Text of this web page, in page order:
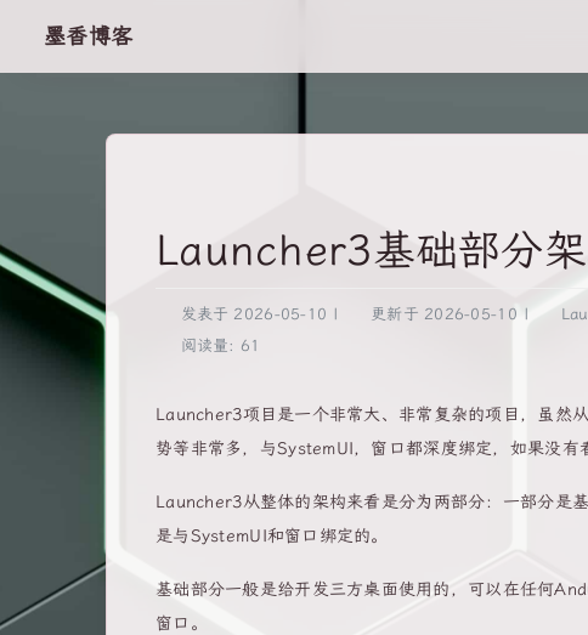
墨香博客
Launcher3基础部分
发表于 2026-05-10 | 更新于 2026-05-10 |
阅读量: 61
Launcher3项目是一个非常大、非常复杂的项目，虽然
势等非常多，与SystemUI，窗口都深度绑定，如果没有
Launcher3从整体的架构来看是分为两部分：一部分是
是与SystemUI和窗口绑定的。
基础部分一般是给开发三方桌面使用的，可以在任何
窗口。